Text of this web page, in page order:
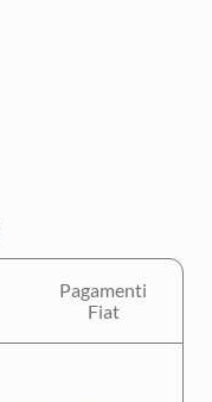
Pagamenti
Fiat